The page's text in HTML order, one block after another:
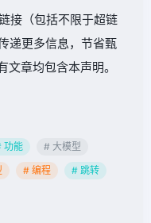
接（包括不限于超链
递更多信息，节省甄
章均包含本声明。
功能
# 大模型
# 编程 # 跳转